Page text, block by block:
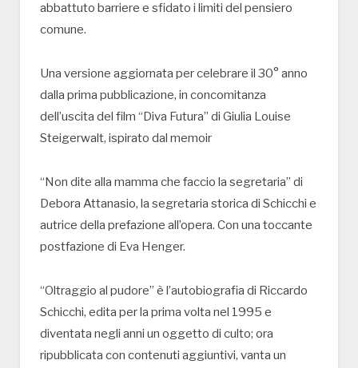
abbattuto barriere e sfidato i limiti del pensiero
comune.
Una versione aggiornata per celebrare il 30° anno
dalla prima pubblicazione, in concomitanza
dell’uscita del film “Diva Futura” di Giulia Louise
Steigerwalt, ispirato dal memoir
“Non dite alla mamma che faccio la segretaria” di
Debora Attanasio, la segretaria storica di Schicchi e
autrice della prefazione all’opera. Con una toccante
postfazione di Eva Henger.
“Oltraggio al pudore” è l’autobiografia di Riccardo
Schicchi, edita per la prima volta nel 1995 e
diventata negli anni un oggetto di culto; ora
ripubblicata con contenuti aggiuntivi, vanta un